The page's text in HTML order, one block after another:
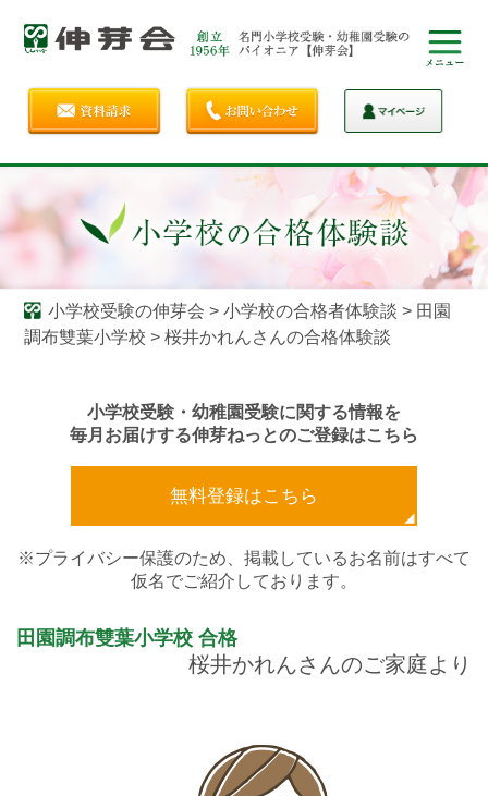
小学校受験の伸芽会 > 小学校の合格者体験談 > 田園
調布雙葉小学校 > 桜井かれんさんの合格体験談
小学校受験・幼稚園受験に関する情報を
毎月お届けする伸芽ねっとのご登録はこちら
無料登録はこちら
※プライバシー保護のため、掲載しているお名前はすべて
仮名でご紹介しております。
田園調布雙葉小学校 合格
桜井かれんさんのご家庭より